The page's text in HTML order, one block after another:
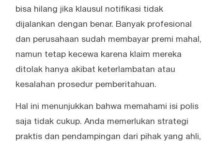
bisa hilang jika klausul notifikasi tidak
dijalankan dengan benar. Banyak profesional
dan perusahaan sudah membayar premi mahal,
namun tetap kecewa karena klaim mereka
ditolak hanya akibat keterlambatan atau
kesalahan prosedur pemberitahuan.
Hal ini menunjukkan bahwa memahami isi polis
saja tidak cukup. Anda memerlukan strategi
praktis dan pendampingan dari pihak yang ahli,